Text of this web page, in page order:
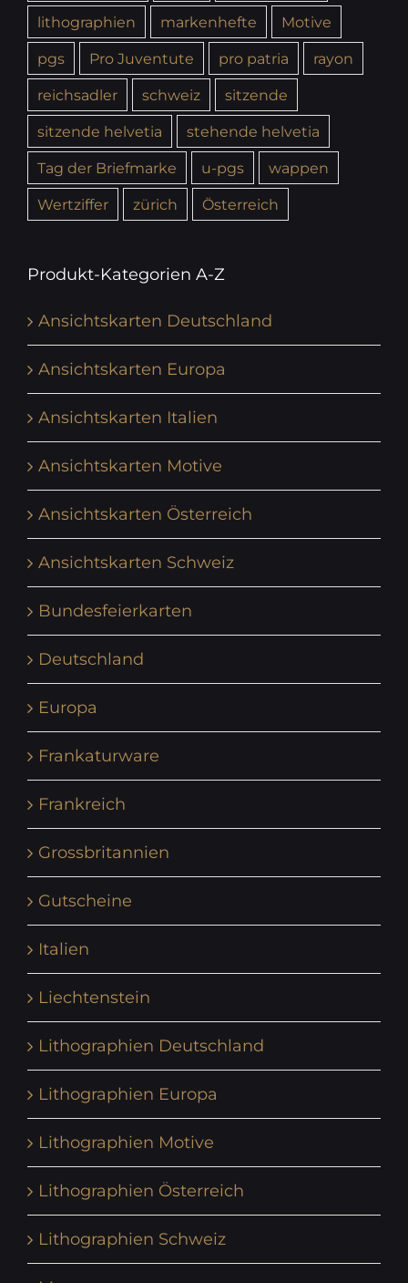
lithographien
markenhefte
Motive
pgs
Pro Juventute pro patria
rayon
reichsadler
schweiz
sitzende
sitzende helvetia
stehende helvetia
Tag der Briefmarke
u-pgs
wappen
Wertziffer
zürich Österreich
Produkt-Kategorien A-Z
Ansichtskarten Deutschland
Ansichtskarten Europa
Ansichtskarten Italien
Ansichtskarten Motive
Ansichtskarten Österreich
Ansichtskarten Schweiz
Bundesfeierkarten
Deutschland
Europa
Frankaturware
Frankreich
Grossbritannien
Gutscheine
Italien
Liechtenstein
Lithographien Deutschland
Lithographien Europa
Lithographien Motive
Lithographien Österreich
Lithographien Schweiz